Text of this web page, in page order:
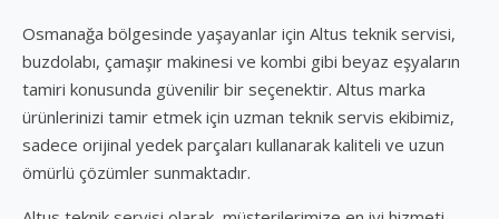
Osmanağa bölgesinde yaşayanlar için Altus teknik servisi,
buzdolabı, çamaşır makinesi ve kombi gibi beyaz eşyaların
tamiri konusunda güvenilir bir seçenektir. Altus marka
ürünlerinizi tamir etmek için uzman teknik servis ekibimiz,
sadece orijinal yedek parçaları kullanarak kaliteli ve uzun
ömürlü çözümler sunmaktadır.